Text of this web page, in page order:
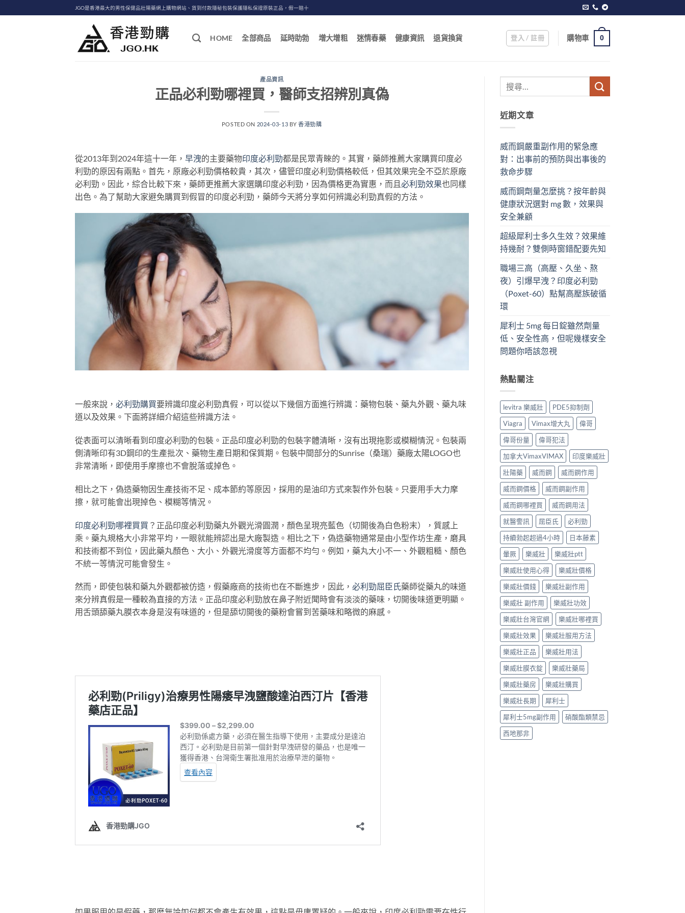
to
JGO是香港最大的男性保健品壯陽藥網上購物網站、貨到付款隱秘包裝保護隱私保證原裝正品，假一賠十
HOME 全部商品 延時助勃 增大增粗 迷情春藥 健康資訊 退貨換貨 登入 / 註冊 購物車 0
產品資訊
正品必利勁哪裡買，醫師支招辨別真偽
POSTED ON 2024-03-13 BY香港勁購
從2013年到2024年這十一年， 早洩的主要藥物印度必利勁都是民眾青睞的。其實，藥師推薦大家購買印度必
利勁的原因有兩點。首先，原廠必利勁價格較貴，其次，儘管印度必利勁價格較低，但其效果完全不亞於原廠
必利勁。因此，綜合比較下來，藥師更推薦大家選購印度必利勁，因為價格更為實惠，而且必利勁效果也同樣
出色。為了幫助大家避免購買到假冒的印度必利勁，藥師今天將分享如何辨識必利勁真假的方法。
一般來說， 必利勁購買要辨識印度必利勁真假，可以從以下幾個方面進行辨識：藥物包裝、藥丸外觀、藥丸味
道以及效果。下面將詳細介紹這些辨識方法。
從表面可以清晰看到印度必利勁的包裝。正品印度必利勁的包裝字體清晰，沒有出現拖影或模糊情況。包裝兩
側清晰印有3D鋼印的生產批次、藥物生產日期和保質期。包裝中間部分的Sunrise（桑瑞）藥廠太陽LOGO也
非常清晰，即使用手摩擦也不會脫落或掉色。
相比之下，偽造藥物因生產技術不足、成本節約等原因，採用的是油印方式來製作外包裝。只要用手大力摩
擦，就可能會出現掉色、模糊等情況。
印度必利勁哪裡買買 ？正品印度必利勁藥丸外觀光滑圓潤，顏色呈現亮藍色（切開後為白色粉末），質感上
乘。藥丸規格大小非常平均，一眼就能辨認出是大廠製造。相比之下，偽造藥物通常是由小型作坊生產，磨具
和技術都不到位，因此藥丸顏色、大小、外觀光滑度等方面都不均勻。例如，藥丸大小不一、外觀粗糙、顏色
不統一等情況可能會發生。
然而，即使包裝和藥丸外觀都被仿造，假藥廠商的技術也在不斷進步，因此， 必利勁屈臣氏藥師從藥丸的味道
來分辨真假是一種較為直接的方法。正品印度必利勁放在鼻子附近聞時會有淡淡的藥味，切開後味道更明顯。
用舌頭舔藥丸膜衣本身是沒有味道的，但是舔切開後的藥粉會嘗到苦藥味和略微的麻感。
近期文章
威而鋼嚴重副作用的緊急應
對：出事前的預防與出事後的
救命步驟
威而鋼劑量怎麼挑？按年齡與
健康狀況選對 mg 數，效果與
安全兼顧
超級犀利士多久生效？效果維
持幾耐？雙側時窗錯配要先知
職場三高（高壓、久坐、熬
夜）引爆早洩？印度必利勁
（Poxet-60）點幫高壓族破循
環
犀利士 5mg 每日錠雖然劑量
低、安全性高，但呢幾樣安全
問題你唔該忽視
熱點關注
levitra 樂威壯
PDE5抑制劑
Viagra
Vimax增大丸
偉哥
偉哥份量
偉哥犯法
加拿大VimaxVIMAX
印度樂威壯
壯陽藥
威而鋼
威而鋼作用
威而鋼價格
威而鋼副作用
威而鋼哪裡買
威而鋼用法
就醫警訊
屈臣氏
必利勁
持續勃起超過4小時
日本藤素
暈厥
樂威壯
樂威壯ptt
樂威壯使用心得
樂威壯價格
樂威壯價錢
樂威壯副作用
樂威壯 副作用
樂威壯功效
樂威壯台灣官網
樂威壯哪裡買
樂威壯效果
樂威壯服用方法
樂威壯正品
樂威壯用法
樂威壯膜衣錠
樂威壯藥局
樂威壯藥房
樂威壯購買
樂威壯長期
犀利士
犀利士5mg副作用
硝酸酯類禁忌
西地那非